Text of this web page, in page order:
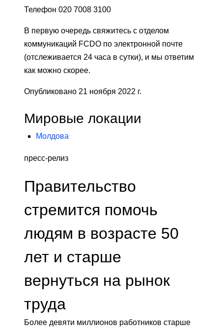
Телефон 020 7008 3100
В первую очередь свяжитесь с отделом
коммуникаций FCDO по электронной почте
(отслеживается 24 часа в сутки), и мы ответим
как можно скорее.
Опубликовано 21 ноября 2022 г.
Мировые локации
Молдова
пресс-релиз
Правительство
стремится помочь
людям в возрасте 50
лет и старше
вернуться на рынок
труда
Более девяти миллионов работников старше